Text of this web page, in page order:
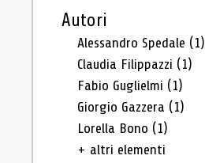
Autori
Alessandro Spedale (1)
Claudia Filippazzi (1)
Fabio Guglielmi (1)
Giorgio Gazzera (1)
Lorella Bono (1)
+ altri elementi